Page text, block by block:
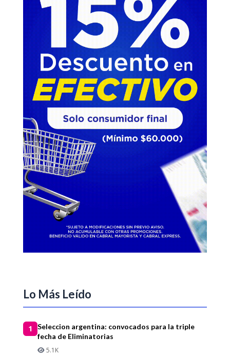
Lo Más Leído
1
Seleccion argentina: convocados para la triple
fecha de Eliminatorias
5.1K